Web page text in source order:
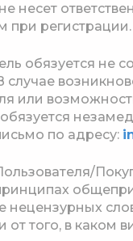
несет
при регистрации.
обязуется не
случае
или
по адресу:
нецензурных
от того, в каком